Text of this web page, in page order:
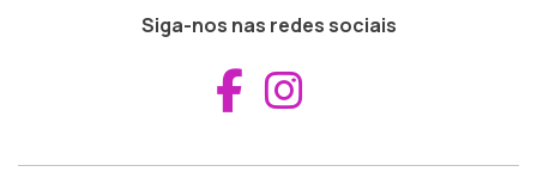
Siga-nos nas redes sociais
Aceder ao